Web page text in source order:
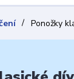
Ponožky